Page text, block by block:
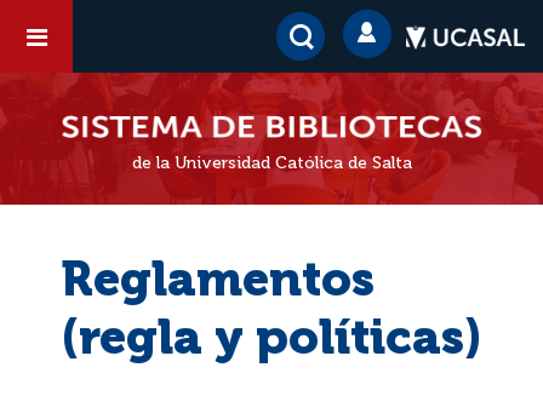
de la Universidad Católica de Salta
Reglamentos
(regla y políticas)